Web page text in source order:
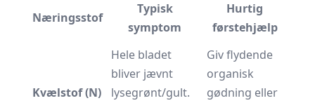
Næringsstof
Typisk
symptom
Hurtig
førstehjælp
Kvælstof (N)
Hele bladet
bliver jævnt
lysegrønt/gult.
Giv flydende
organisk
gødning eller